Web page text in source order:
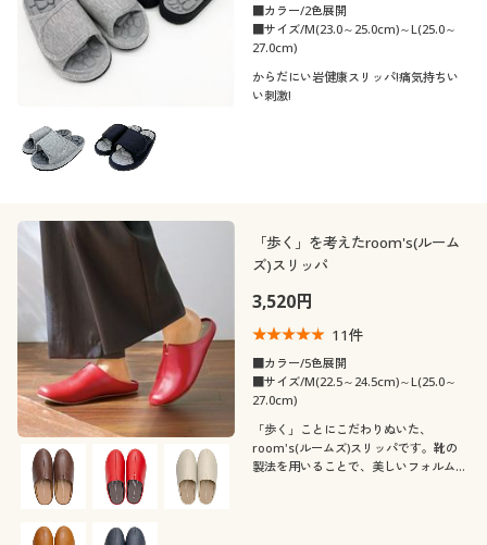
■カラー/2色展開
■サイズ/M(23.0～25.0cm)～L(25.0～
27.0cm)
からだにい岩健康スリッパ!痛気持ちい
い刺激!
「歩く」を考えたroom's(ルーム
ズ)スリッパ
3,520円
11件
■カラー/5色展開
■サイズ/M(22.5～24.5cm)～L(25.0～
27.0cm)
「歩く」ことにこだわりぬいた、
room's(ルームズ)スリッパです。靴の
製法を用いることで、美しいフォルムと